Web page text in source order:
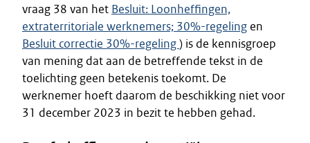
vraag 38 van het Besluit: Loonheffingen,
extraterritoriale werknemers; 30%-regeling en
Besluit correctie 30%-regeling) is de kennisgroep
van mening dat aan de betreffende tekst in de
toelichting geen betekenis toekomt. De
werknemer hoeft daarom de beschikking niet voor
31 december 2023 in bezit te hebben gehad.